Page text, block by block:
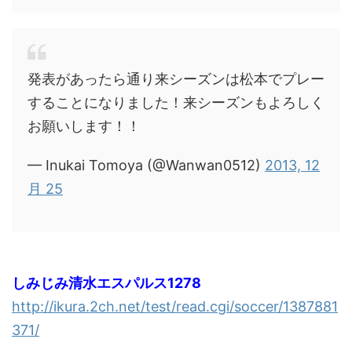
発表があったら通り来シーズンは松本でプレー
することになりました！来シーズンもよろしく
お願いします！！
— Inukai Tomoya (@Wanwan0512) 2013, 12
月 25
しみじみ清水エスパルス1278
http://ikura.2ch.net/test/read.cgi/soccer/1387881
371/